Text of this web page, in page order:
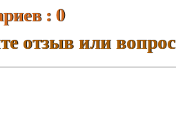
: 0
отзыв или вопрос